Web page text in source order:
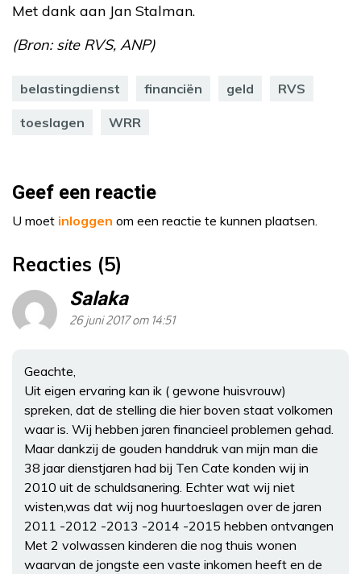
Met dank aan Jan Stalman.
(Bron: site RVS, ANP)
belastingdienst financiën geld RVS
toeslagen WRR
Geef een reactie
U moet inloggen om een reactie te kunnen plaatsen.
Reacties (5)
Salaka
26 juni 2017 om 14:51
Geachte,
Uit eigen ervaring kan ik ( gewone huisvrouw)
spreken, dat de stelling die hier boven staat volkomen
waar is. Wij hebben jaren financieel problemen gehad.
Maar dankzij de gouden handdruk van mijn man die
38 jaar dienstjaren had bij Ten Cate konden wij in
2010 uit de schuldsanering. Echter wat wij niet
wisten,was dat wij nog huurtoeslagen over de jaren
2011 -2012 -2013 -2014 -2015 hebben ontvangen
Met 2 volwassen kinderen die nog thuis wonen
waarvan de jongste een vaste inkomen heeft en de